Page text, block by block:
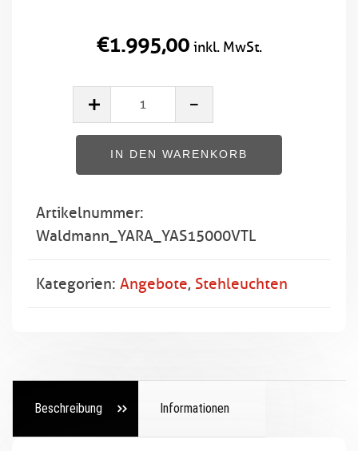
€1.995,00 inkl. MwSt.
YARA
IN DEN WARENKORB
Artikelnummer:
Waldmann_YARA_YAS15000VTL
Kategorien: Angebote, Stehleuchten
Beschreibung Informationen